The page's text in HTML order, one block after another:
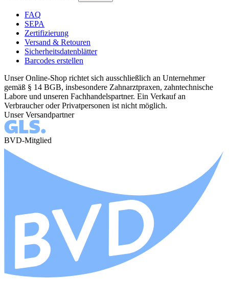
FAQ
SEPA
Zertifizierung
Versand & Retouren
Sicherheitsdatenblätter
Barcodes erstellen
Unser Online-Shop richtet sich ausschließlich an Unternehmer
gemäß § 14 BGB, insbesondere Zahnarztpraxen, zahntechnische
Labore und unseren Fachhandelspartner. Ein Verkauf an
Verbraucher oder Privatpersonen ist nicht möglich.
Unser Versandpartner
BVD-Mitglied